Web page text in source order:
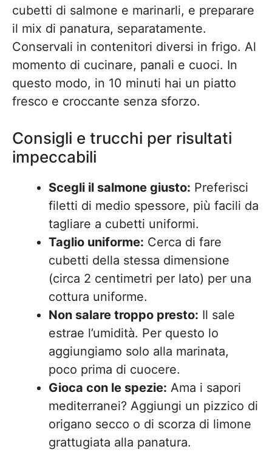
cubetti di salmone e marinarli, e preparare
il mix di panatura, separatamente.
Conservali in contenitori diversi in frigo. Al
momento di cucinare, panali e cuoci. In
questo modo, in 10 minuti hai un piatto
fresco e croccante senza sforzo.
Consigli e trucchi per risultati
impeccabili
Scegli il salmone giusto: Preferisci
filetti di medio spessore, più facili da
tagliare a cubetti uniformi.
Taglio uniforme: Cerca di fare
cubetti della stessa dimensione
(circa 2 centimetri per lato) per una
cottura uniforme.
Non salare troppo presto: Il sale
estrae l’umidità. Per questo lo
aggiungiamo solo alla marinata,
poco prima di cuocere.
Gioca con le spezie: Ama i sapori
mediterranei? Aggiungi un pizzico di
origano secco o di scorza di limone
grattugiata alla panatura.